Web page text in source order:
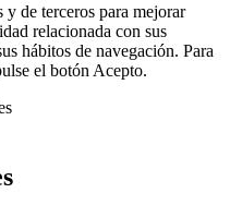
de terceros para mejorar
relacionada con sus
hábitos de navegación. Para
el botón Acepto.